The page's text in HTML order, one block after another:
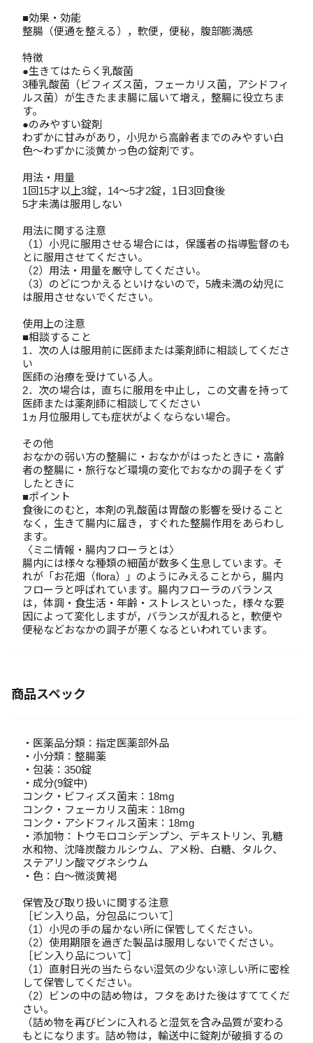
■効果・効能
整腸（便通を整える），軟便，便秘，腹部膨満感
特徴
●生きてはたらく乳酸菌
3種乳酸菌（ビフィズス菌，フェーカリス菌，アシドフィ
ルス菌）が生きたまま腸に届いて増え，整腸に役立ちま
す。
●のみやすい錠剤
わずかに甘みがあり，小児から高齢者までのみやすい白
色～わずかに淡黄かっ色の錠剤です。
用法・用量
1回15才以上3錠，14～5才2錠，1日3回食後
5才未満は服用しない
用法に関する注意
（1）小児に服用させる場合には，保護者の指導監督のも
とに服用させてください。
（2）用法・用量を厳守してください。
（3）のどにつかえるといけないので，5歳未満の幼児に
は服用させないでください。
使用上の注意
■相談すること
1．次の人は服用前に医師または薬剤師に相談してくださ
い
医師の治療を受けている人。
2．次の場合は，直ちに服用を中止し，この文書を持って
医師または薬剤師に相談してください
1ヵ月位服用しても症状がよくならない場合。
その他
おなかの弱い方の整腸に・おなかがはったときに・高齢
者の整腸に・旅行など環境の変化でおなかの調子をくず
したときに
■ポイント
食後にのむと，本剤の乳酸菌は胃酸の影響を受けること
なく，生きて腸内に届き，すぐれた整腸作用をあらわし
ます。
〈ミニ情報・腸内フローラとは〉
腸内には様々な種類の細菌が数多く生息しています。そ
れが「お花畑（flora）」のようにみえることから，腸内
フローラと呼ばれています。腸内フローラのバランス
は，体調・食生活・年齢・ストレスといった，様々な要
因によって変化しますが，バランスが乱れると，軟便や
便秘などおなかの調子が悪くなるといわれています。
商品スペック
・医薬品分類：指定医薬部外品
・小分類：整腸薬
・包装：350錠
・成分(9錠中)
コンク・ビフィズス菌末：18mg
コンク・フェーカリス菌末：18mg
コンク・アシドフィルス菌末：18mg
・添加物：トウモロコシデンプン、デキストリン、乳糖
水和物、沈降炭酸カルシウム、アメ粉、白糖、タルク、
ステアリン酸マグネシウム
・色：白～微淡黄褐
保管及び取り扱いに関する注意
［ビン入り品，分包品について］
（1）小児の手の届かない所に保管してください。
（2）使用期限を過ぎた製品は服用しないでください。
［ビン入り品について］
（1）直射日光の当たらない湿気の少ない涼しい所に密栓
して保管してください。
（2）ビンの中の詰め物は，フタをあけた後はすててくだ
さい。
（詰め物を再びビンに入れると湿気を含み品質が変わる
もとになります。詰め物は，輸送中に錠剤が破損するの